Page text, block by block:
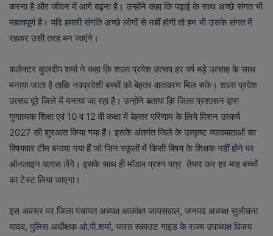
करना है और जीवन में आगे बढ़ना है। उन्होंने कहा कि पढ़ाई के साथ अच्छे संगत भी
महत्वपूर्ण है। यदि हमारी संगति अच्छे लोगों से नहीं होगी तो हम भी उसके संगत में
रहकर उसी तरह बन जाएंगे।
कलेक्टर कुलदीप शर्मा ने कहा क़ि शाला प्रवेश उत्सव हर वर्ष बड़े उत्साह के साथ
मनाया जाता है ताकि नवप्रवेशी बच्चों को बेहतर वातावरण मिल सके। शाला प्रवेश
उत्सव पूरे जिले में मनाया जा रहा है। उन्होंने बताया क़ि जिला प्रशासन द्वारा
गुणात्मक शिक्षा एवं 10 व 12 वी कक्षा में बेहतर परिणाम के लिये मिशन उत्कर्ष
2027 की शुरआत किया गया हैं। इसके अंतर्गत जिले के उत्कृष्ट व्याख्याताओं का
विषयवार टीम बनाया गया हैं जो जिन स्कूलों में किसी बिषय के शिक्षक नहीं होने पर
ऑनलाइन क्लास लेंगे। इसके साथ ही मॉडल प्रश्न पत्र तैयार कर हर माह बच्चों
का टेस्ट लिया जाएगा।
इस अवसर पर जिला पंचायत अध्यक्ष आकांक्षा जायसवाल, जनपद अध्यक्ष सुलोचना
यादव, पुलिस अधीक्षक ओ.पी.शर्मा, भारत स्काउट गाइड के राज्य उपाध्यक्ष विजय